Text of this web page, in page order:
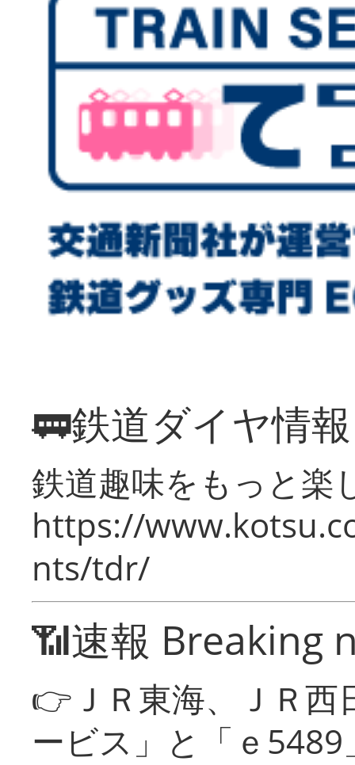
🚃鉄道ダイヤ情
鉄道趣味をもっと楽
https://
nts/tdr/
📶速報 Breaking
👉ＪＲ東海、ＪＲ
ービス」と「ｅ